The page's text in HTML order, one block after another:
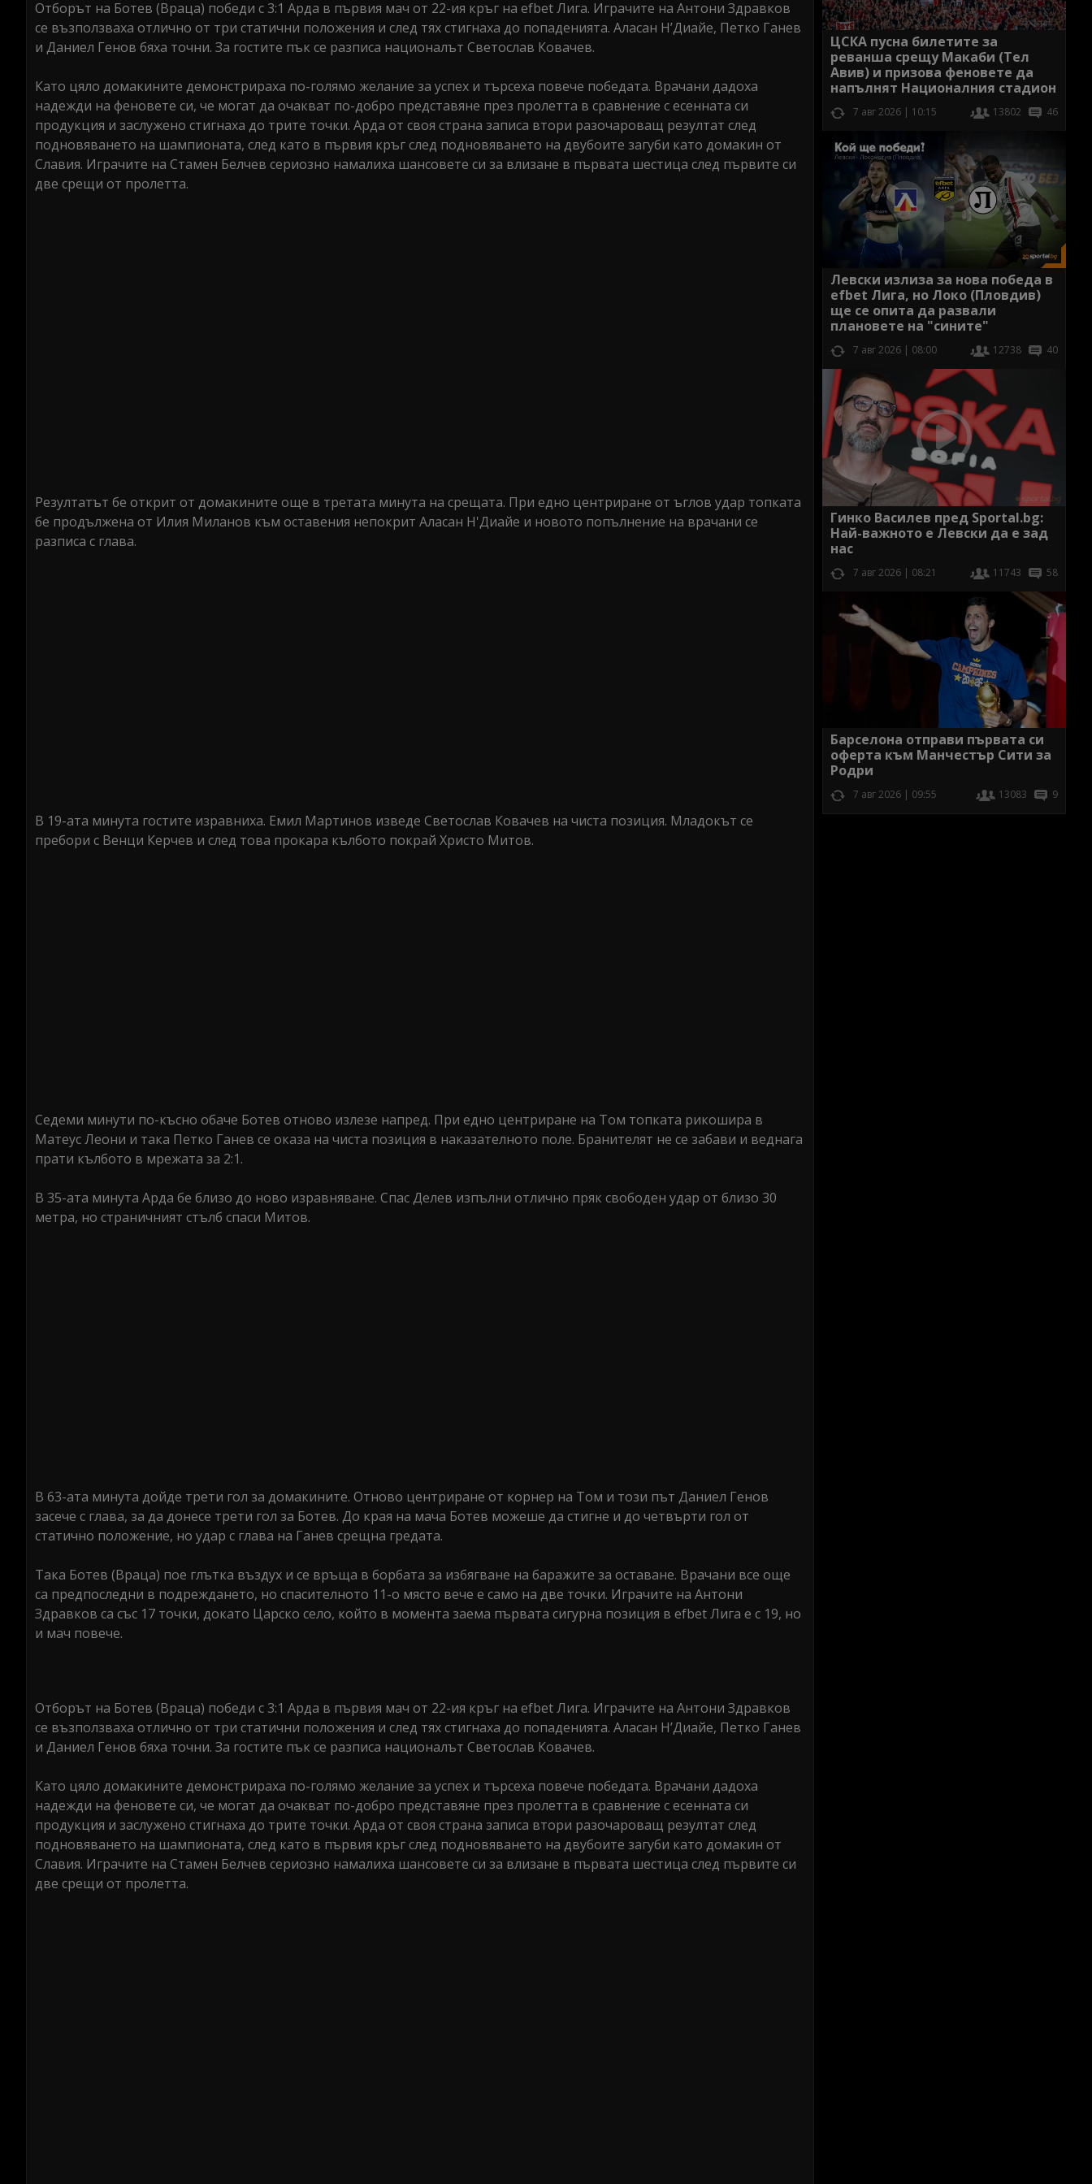
Отборът на Ботев (Враца) победи с 3:1 Арда в първия мач от 22-ия кръг на efbet Лига. Играчите на Антони Здравков
се възползваха отлично от три статични положения и след тях стигнаха до попаденията. Аласан Н’Диайе, Петко Ганев
и Даниел Генов бяха точни. За гостите пък се разписа националът Светослав Ковачев.
Като цяло домакините демонстрираха по-голямо желание за успех и търсеха повече победата. Врачани дадоха
надежди на феновете си, че могат да очакват по-добро представяне през пролетта в сравнение с есенната си
продукция и заслужено стигнаха до трите точки. Арда от своя страна записа втори разочароващ резултат след
подновяването на шампионата, след като в първия кръг след подновяването на двубоите загуби като домакин от
Славия. Играчите на Стамен Белчев сериозно намалиха шансовете си за влизане в първата шестица след първите си
две срещи от пролетта.
Резултатът бе открит от домакините още в третата минута на срещата. При едно центриране от ъглов удар топката
бе продължена от Илия Миланов към оставения непокрит Аласан Н'Диайе и новото попълнение на врачани се
разписа с глава.
В 19-ата минута гостите изравниха. Емил Мартинов изведе Светослав Ковачев на чиста позиция. Младокът се
пребори с Венци Керчев и след това прокара кълбото покрай Христо Митов.
Седеми минути по-късно обаче Ботев отново излезе напред. При едно центриране на Том топката рикошира в
Матеус Леони и така Петко Ганев се оказа на чиста позиция в наказателното поле. Бранителят не се забави и веднага
прати кълбото в мрежата за 2:1.
В 35-ата минута Арда бе близо до ново изравняване. Спас Делев изпълни отлично пряк свободен удар от близо 30
метра, но страничният стълб спаси Митов.
В 63-ата минута дойде трети гол за домакините. Отново центриране от корнер на Том и този път Даниел Генов
засече с глава, за да донесе трети гол за Ботев. До края на мача Ботев можеше да стигне и до четвърти гол от
статично положение, но удар с глава на Ганев срещна гредата.
Така Ботев (Враца) пое глътка въздух и се връща в борбата за избягване на баражите за оставане. Врачани все още
са предпоследни в подреждането, но спасителното 11-о място вече е само на две точки. Играчите на Антони
Здравков са със 17 точки, докато Царско село, който в момента заема първата сигурна позиция в efbet Лига е с 19, но
и мач повече.
Отборът на Ботев (Враца) победи с 3:1 Арда в първия мач от 22-ия кръг на efbet Лига. Играчите на Антони Здравков
се възползваха отлично от три статични положения и след тях стигнаха до попаденията. Аласан Н’Диайе, Петко Ганев
и Даниел Генов бяха точни. За гостите пък се разписа националът Светослав Ковачев.
Като цяло домакините демонстрираха по-голямо желание за успех и търсеха повече победата. Врачани дадоха
надежди на феновете си, че могат да очакват по-добро представяне през пролетта в сравнение с есенната си
продукция и заслужено стигнаха до трите точки. Арда от своя страна записа втори разочароващ резултат след
подновяването на шампионата, след като в първия кръг след подновяването на двубоите загуби като домакин от
Славия. Играчите на Стамен Белчев сериозно намалиха шансовете си за влизане в първата шестица след първите си
две срещи от пролетта.
ЦСКА пусна билетите за
реванша срещу Макаби (Тел
Авив) и призова феновете да
напълнят Националния стадион
7 авг 2026 | 10:15 13802 46
Левски излиза за нова победа в
efbet Лига, но Локо (Пловдив)
ще се опита да развали
плановете на "сините"
7 авг 2026 | 08:00 12738 40
Гинко Василев пред Sportal.bg:
Най-важното е Левски да е зад
нас
7 авг 2026 | 08:21 11743 58
Барселона отправи първата си
оферта към Манчестър Сити за
Родри
7 авг 2026 | 09:55 13083 9